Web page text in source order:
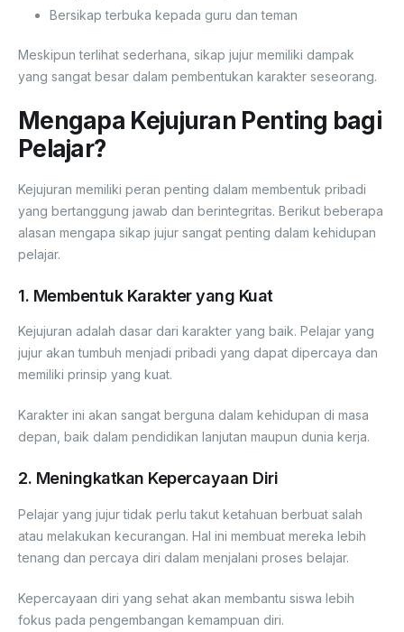
Bersikap terbuka kepada guru dan teman
Meskipun terlihat sederhana, sikap jujur memiliki dampak
yang sangat besar dalam pembentukan karakter seseorang.
Mengapa Kejujuran Penting bagi
Pelajar?
Kejujuran memiliki peran penting dalam membentuk pribadi
yang bertanggung jawab dan berintegritas. Berikut beberapa
alasan mengapa sikap jujur sangat penting dalam kehidupan
pelajar.
1. Membentuk Karakter yang Kuat
Kejujuran adalah dasar dari karakter yang baik. Pelajar yang
jujur akan tumbuh menjadi pribadi yang dapat dipercaya dan
memiliki prinsip yang kuat.
Karakter ini akan sangat berguna dalam kehidupan di masa
depan, baik dalam pendidikan lanjutan maupun dunia kerja.
2. Meningkatkan Kepercayaan Diri
Pelajar yang jujur tidak perlu takut ketahuan berbuat salah
atau melakukan kecurangan. Hal ini membuat mereka lebih
tenang dan percaya diri dalam menjalani proses belajar.
Kepercayaan diri yang sehat akan membantu siswa lebih
fokus pada pengembangan kemampuan diri.